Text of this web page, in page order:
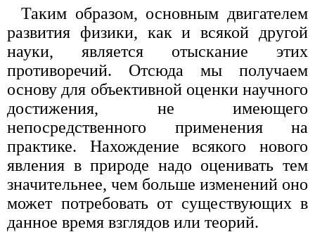
Таким образом, основным двигателем
развития физики, как и всякой другой
науки, является отыскание этих
противоречий. Отсюда мы получаем
основу для объективной оценки научного
достижения, не имеющего
непосредственного применения на
практике. Нахождение всякого нового
явления в природе надо оценивать тем
значительнее, чем больше изменений оно
может потребовать от существующих в
данное время взглядов или теорий.